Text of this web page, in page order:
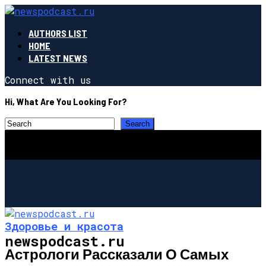
AUTHORS LIST
HOME
LATEST NEWS
Connect with us
Hi, What Are You Looking For?
newspodcast.ru
Здоровье и красота
Астрологи Рассказали О Самых